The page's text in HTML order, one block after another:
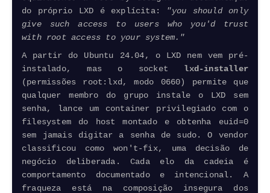
do próprio LXD é explícita:
"you should only
give such access to users who you'd trust
with root access to your system."
A partir do Ubuntu 24.04, o LXD nem vem pré-
instalado, mas o socket lxd-installer
(permissões root:lxd, modo 0660) permite que
qualquer membro do grupo instale o LXD sem
senha, lance um container
privilegiado com o
filesystem do host montado e obtenha euid=0
sem jamais digitar a senha de sudo. O vendor
classificou como won't-fix, uma decisão de
negócio deliberada. Cada elo da cadeia é
comportamento documentado e intencional. A
fraqueza está na composição insegura dos